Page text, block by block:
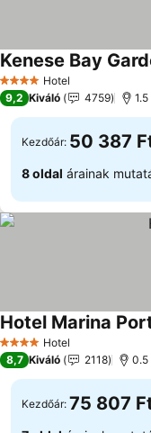
4 KategóriaHotel
Kenese Bay
9,2 Kiváló 4759
Kezdőár: 50 387
8 oldal árainak
4 KategóriaHotel
Hotel Marina
8,7 Kiváló 2118 0.5
Kezdőár: 75 807